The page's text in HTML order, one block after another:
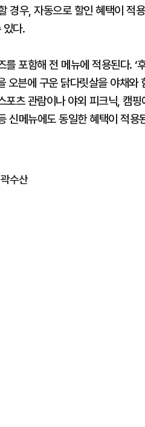
경우, 자동으로 할인 혜택이 적
있다.
포함해 전 메뉴에 적용된다. ‘
오븐에 구운 닭다릿살을 야채와
츠 관람이나 야외 피크닉, 캠핑
신메뉴에도 동일한 혜택이 적용
수산